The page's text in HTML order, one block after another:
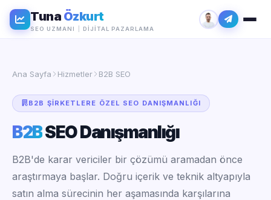
Tuna Özkurt
SEO UZMANI DIJITAL PAZARLAMA
Ana Sayfa Hizmetler B2B SEO
B2B ŞIRKETLERE ÖZEL SEO DANIŞMANLIĞI
B2BSEO Danışmanlığı
B2B'de karar vericiler bir çözümü aramadan önce
araştırmaya başlar. Doğru içerik ve teknik altyapıyla
satın alma sürecinin her aşamasında karşılarına